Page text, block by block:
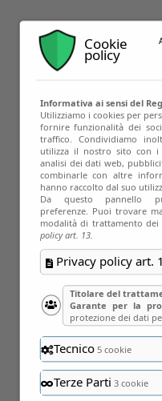
Cookie
policy
Informativa ai sensi del
Utilizziamo i cookies per
fornire funzionalità dei
traffico. Condividiamo
utilizza il nostro sito con
analisi dei dati web,
combinarle con altre
hanno raccolto dal suo
Da questo pannello
preferenze. Puoi trovare
modalità di trattamento
policy art. 13.
Privacy policy art.
Titolare del
Garante per la
protezione dei dati
Tecnico5 cookie
Terze Parti 3 cookie